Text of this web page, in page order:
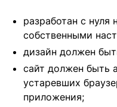
разработан с нуля
собственными
дизайн должен
сайт должен быть
устаревших
приложения;